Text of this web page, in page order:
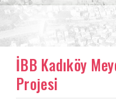
İBB Kadıköy
Projesi